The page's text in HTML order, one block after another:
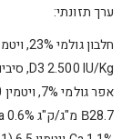
ערך תזונתי: